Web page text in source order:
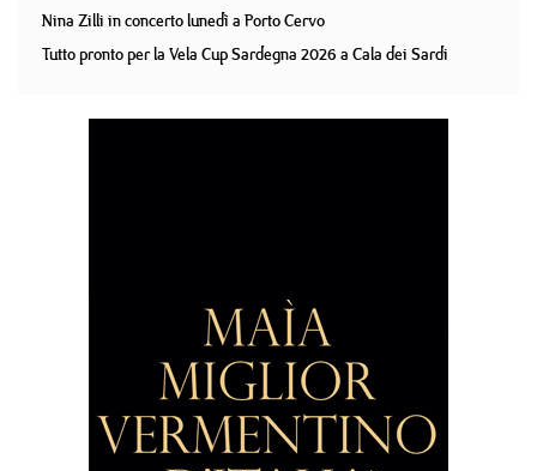
Nina Zilli in concerto lunedì a Porto Cervo
Tutto pronto per la Vela Cup Sardegna 2026 a Cala dei Sardi